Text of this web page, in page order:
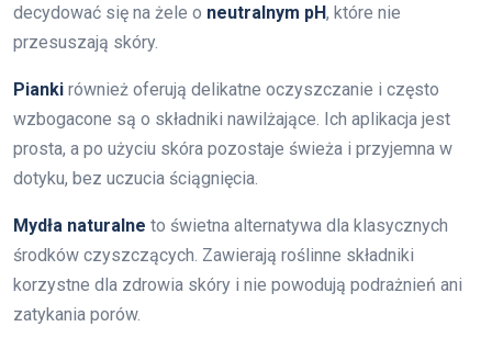
decydować się na żele o neutralnym pH, które nie
przesuszają skóry.
Pianki również oferują delikatne oczyszczanie i często
wzbogacone są o składniki nawilżające. Ich aplikacja jest
prosta, a po użyciu skóra pozostaje świeża i przyjemna w
dotyku, bez uczucia ściągnięcia.
Mydła naturalne to świetna alternatywa dla klasycznych
środków czyszczących. Zawierają roślinne składniki
korzystne dla zdrowia skóry i nie powodują podrażnień ani
zatykania porów.